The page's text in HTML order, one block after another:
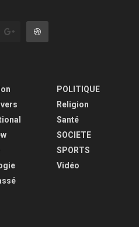
POLITIQUE
Religion
Santé
SOCIETE
SPORTS
Vidéo